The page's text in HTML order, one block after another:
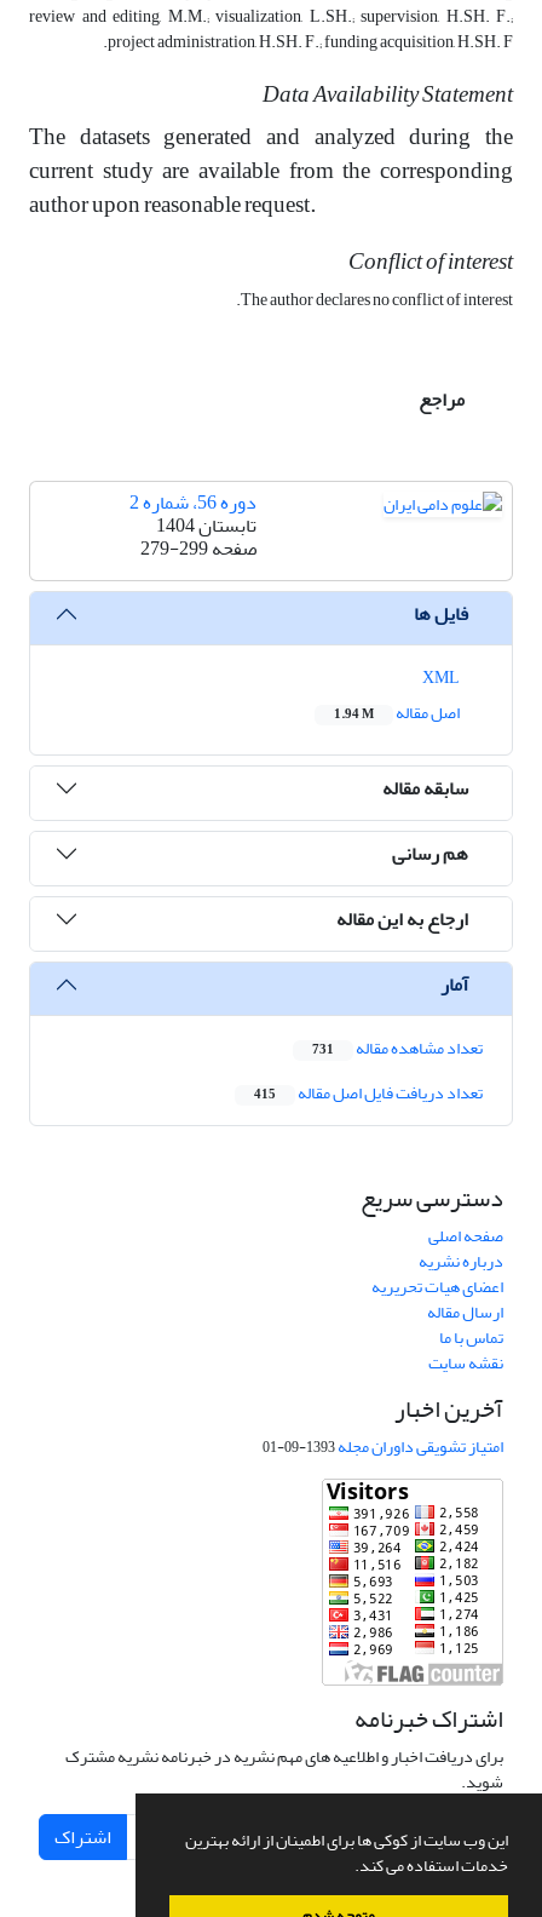
این وب سایت از کوکی ها برای اطمینان از ارائه بهترین
خدمات استفاده می کند.
review and editing, M.M.; visualization, L.SH.; supervision, H.SH. F.;
project administration, H.SH. F.; funding acquisition, H.SH. F.
Data Availability Statement
The datasets generated and analyzed during the
current study are available from the corresponding
author upon reasonable request.
Conflict of interest
The author declares no conflict of interest.
مراجع
دوره 56، شماره 2
تابستان 1404
صفحه279-299
فایل ها
اصل مقاله
1.94 M
سابقه مقاله
هم رسانی
ارجاع به این مقاله
آمار
تعداد مشاهده مقاله 731
تعداد دریافت فایل اصل مقاله 415
دسترسی سریع
صفحه اصلی
درباره نشریه
اعضای هیات تحریریه
ارسال مقاله
تماس با ما
نقشه سایت
آخرین اخبار
امتیاز تشویقی داوران مجله1393-09-01
اشتراک خبرنامه
برای دریافت اخبار و اطلاعیه های مهم نشریه در خبرنامه نشریه مشترک
شوید.
اشتراک